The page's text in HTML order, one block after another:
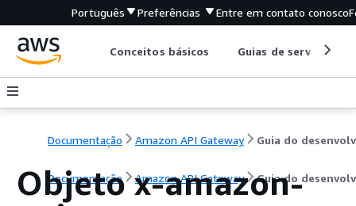
Português Preferências Entre em contato conosco
Conceitos básicos Guias de serviço
Documentação Amazon API Gateway
Documentação Amazon API Gateway Guia do
Objeto x-amazon-